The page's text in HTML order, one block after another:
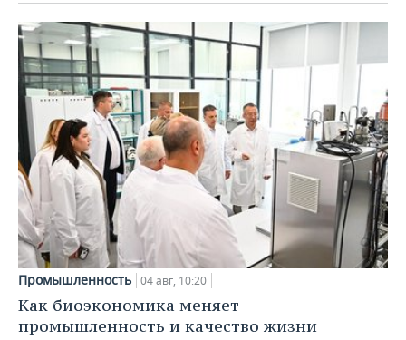
Промышленность 04 авг, 10:20
Как биоэкономика меняет
промышленность и качество жизни